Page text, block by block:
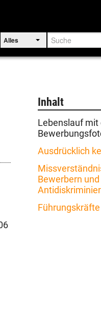
Alles Suche
Inhalt
Lebenslauf mit
Ausdrücklich
Bewerbern und